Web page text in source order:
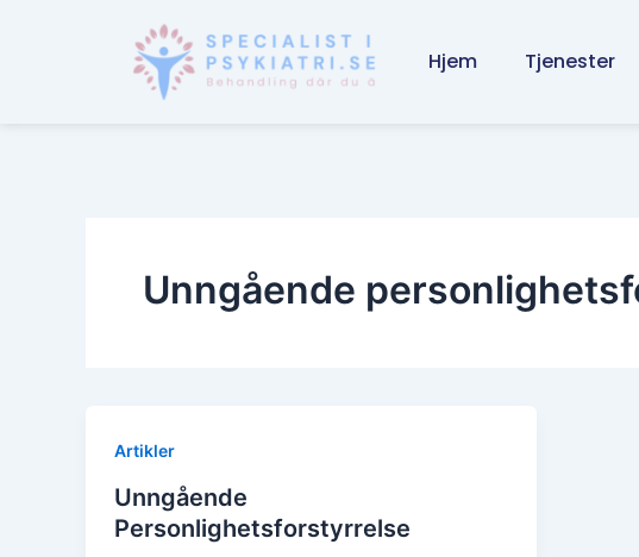
Hjem Tjenester
Unngående
Artikler
Unngående
Personlighetsforstyrrelse